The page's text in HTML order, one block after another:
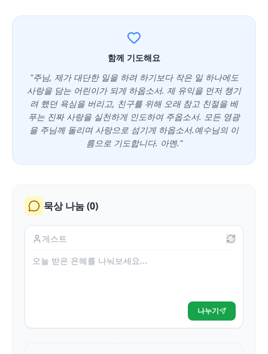
함께 기도해요
"주님, 제가 대단한 일을 하려 하기보다 작은 일 하나에도
사랑을 담는 어린이가 되게 하옵소서. 제 유익을 먼저 챙기
려 했던 욕심을 버리고, 친구를 위해 오래 참고 친절을 베
푸는 진짜 사랑을 실천하게 인도하여 주옵소서. 모든 영광
을 주님께 돌리며 사랑으로 섬기게 하옵소서.예수님의 이
름으로 기도합니다. 아멘."
묵상 나눔 (0)
나누기